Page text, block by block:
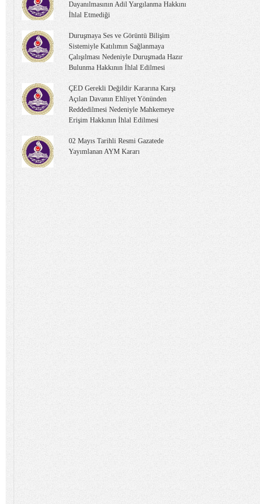
Dayanılmasının Adil Yargılanma Hakkını
İhlal Etmediği
Duruşmaya Ses ve Görüntü Bilişim
Sistemiyle Katılımın Sağlanmaya
Çalışılması Nedeniyle Duruşmada Hazır
Bulunma Hakkının İhlal Edilmesi
ÇED Gerekli Değildir Kararına Karşı
Açılan Davanın Ehliyet Yönünden
Reddedilmesi Nedeniyle Mahkemeye
Erişim Hakkının İhlal Edilmesi
02 Mayıs Tarihli Resmi Gazatede
Yayımlanan AYM Kararı